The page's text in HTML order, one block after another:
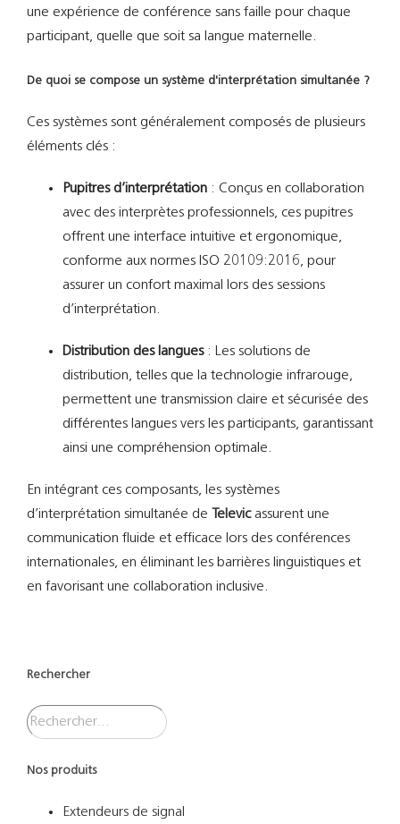
une expérience de conférence sans faille pour chaque
participant, quelle que soit sa langue maternelle.
De quoi se compose un système d'interprétation simultanée ?
Ces systèmes sont généralement composés de plusieurs
éléments clés :
Pupitres d’interprétation : Conçus en collaboration
avec des interprètes professionnels, ces pupitres
offrent une interface intuitive et ergonomique,
conforme aux normes ISO 20109:2016, pour
assurer un confort maximal lors des sessions
d’interprétation.
Distribution des langues: Les solutions de
distribution, telles que la technologie infrarouge,
permettent une transmission claire et sécurisée des
différentes langues vers les participants, garantissant
ainsi une compréhension optimale.
En intégrant ces composants, les systèmes
d’interprétation simultanée de Televic assurent une
communication fluide et efficace lors des conférences
internationales, en éliminant les barrières linguistiques et
en favorisant une collaboration inclusive.
Rechercher
Nos produits
Extendeurs de signal